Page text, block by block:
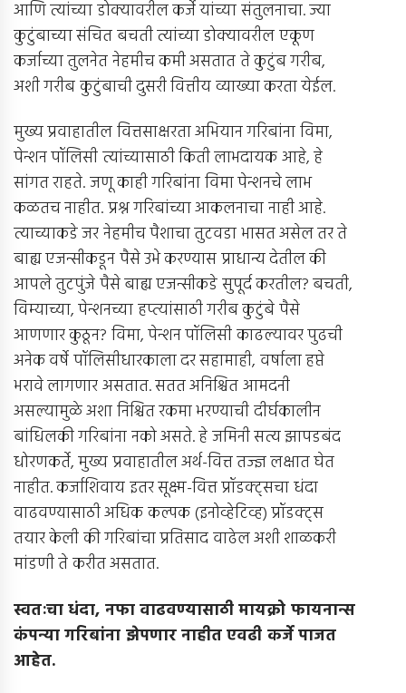
आणि त्यांच्या डोक्यावरील कर्जे यांच्या संतुलनाचा. ज्या
कुटुंबाच्या संचित बचती त्यांच्या डोक्यावरील एकूण
कर्जाच्या तुलनेत नेहमीच कमी असतात ते कुटुंब गरीब,
अशी गरीब कुटुंबाची दुसरी वित्तीय व्याख्या करता येईल.
मुख्य प्रवाहातील वित्तसाक्षरता अभियान गरिबांना विमा,
पेन्शन पॉलिसी त्यांच्यासाठी किती लाभदायक आहे, हे
सांगत राहते. जणू काही गरिबांना विमा पेन्शनचे लाभ
कळतच नाहीत. प्रश्न गरिबांच्या आकलनाचा नाही आहे.
त्याच्याकडे जर नेहमीच पैशाचा तुटवडा भासत असेल तर ते
बाह्य एजन्सीकडून पैसे उभे करण्यास प्राधान्य देतील की
आपले तुटपुंजे पैसे बाह्य एजन्सीकडे सुपूर्द करतील? बचती,
विम्याच्या, पेन्शनच्या हप्त्यांसाठी गरीब कुटुंबे पैसे
आणणार कुठून? विमा, पेन्शन पॉलिसी काढल्यावर पुढची
अनेक वर्षे पॉलिसीधारकाला दर सहामाही, वर्षाला हप्ते
भरावे लागणार असतात. सतत अनिश्चित आमदनी
असल्यामुळे अशा निश्चित रकमा भरण्याची दीर्घकालीन
बांधिलकी गरिबांना नको असते. हे जमिनी सत्य झापडबंद
धोरणकर्ते, मुख्य प्रवाहातील अर्थ-वित्त तज्ज्ञ लक्षात घेत
नाहीत. कर्जाशिवाय इतर सूक्ष्म-वित्त प्रॉडक्ट्सचा धंदा
वाढवण्यासाठी अधिक कल्पक (इनोव्हेटिव्ह) प्रॉडक्ट्स
तयार केली की गरिबांचा प्रतिसाद वाढेल अशी शाळकरी
मांडणी ते करीत असतात.
स्वतःचा धंदा, नफा वाढवण्यासाठी मायक्रो फायनान्स
कंपन्या गरिबांना झेपणार नाहीत एवढी कर्जे पाजत
आहेत.